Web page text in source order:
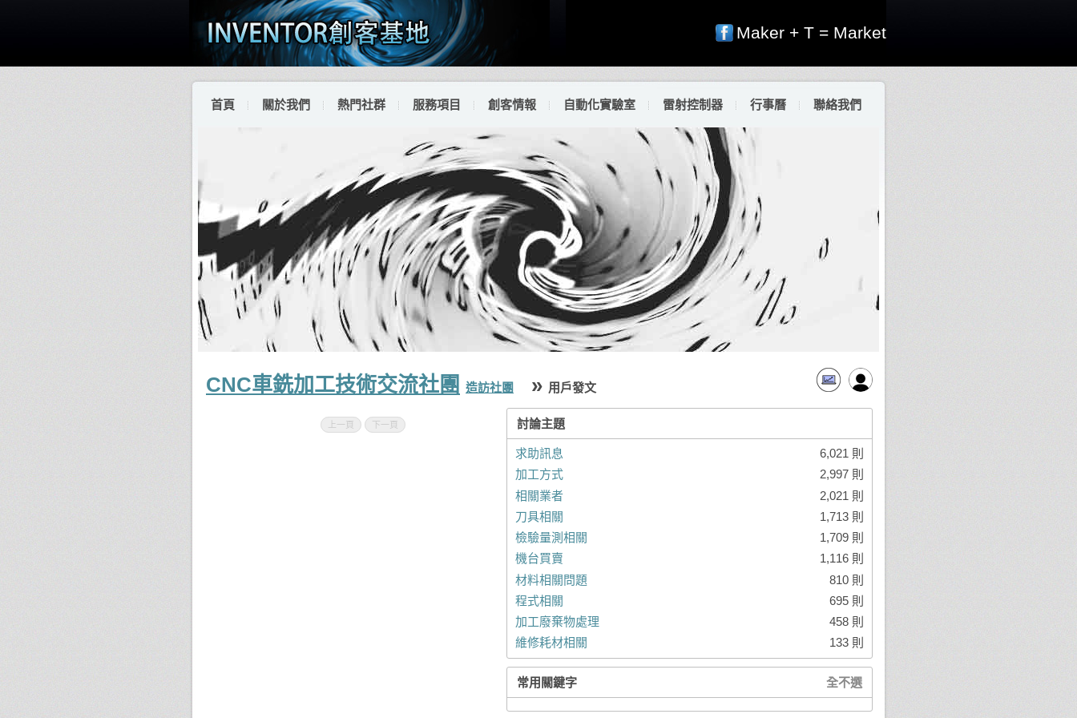
Maker + T = Market
首頁 關於我們 熱門社群 服務項目 創客情報 自動化實驗室 雷射控制器 行事曆 聯絡我們
CNC車銑加工技術交流社團 造訪社團 » 用戶發文
上一頁 下一頁 討論主題
6,021 則
求助訊息
2,997 則
加工方式
2,021 則
相關業者
1,713 則
刀具相關
1,709 則
檢驗量測相關
1,116 則
機台買賣
810 則
材料相關問題
695 則
程式相關
458 則
加工廢棄物處理
133 則
維修耗材相關
全不選
常用關鍵字